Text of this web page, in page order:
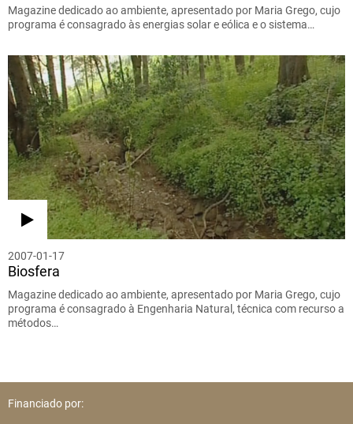
Magazine dedicado ao ambiente, apresentado por Maria Grego, cujo
programa é consagrado às energias solar e eólica e o sistema…
2007-01-17
Biosfera
Magazine dedicado ao ambiente, apresentado por Maria Grego, cujo
programa é consagrado à Engenharia Natural, técnica com recurso a
métodos…
Financiado por: